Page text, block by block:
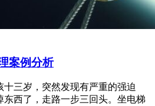
案例分析
十三岁，突然发现有严重的强迫
东西了，走路一步三回头。坐电梯